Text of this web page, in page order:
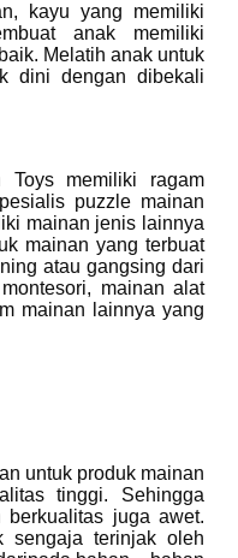
kayu yang memiliki
anak memiliki
Melatih anak untuk
dini dengan dibekali
Toys memiliki ragam
puzzle mainan
mainan jenis lainnya
mainan yang terbuat
atau gangsing dari
mainan alat
mainan lainnya yang
untuk produk mainan
tinggi. Sehingga
juga awet.
sengaja terinjak oleh